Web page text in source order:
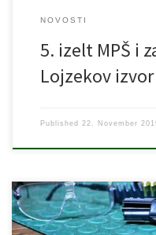
NOVOSTI
5. izelt MPŠ i
Lojzekov izvor
Published 22. November